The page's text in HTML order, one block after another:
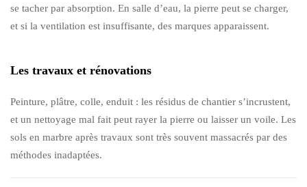
se tacher par absorption. En salle d’eau, la pierre peut se charger,
et si la ventilation est insuffisante, des marques apparaissent.
Les travaux et rénovations
Peinture, plâtre, colle, enduit : les résidus de chantier s’incrustent,
et un nettoyage mal fait peut rayer la pierre ou laisser un voile. Les
sols en marbre après travaux sont très souvent massacrés par des
méthodes inadaptées.